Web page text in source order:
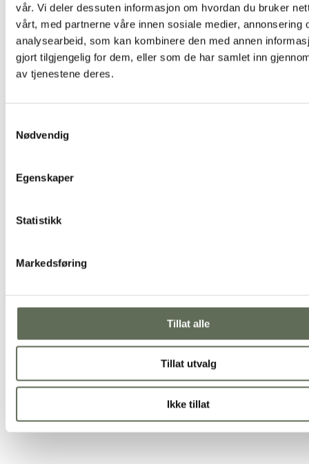
vår. Vi deler dessuten informasjon om hvordan du bruker
vårt, med partnerne våre innen sosiale medier, annonsering
analysearbeid, som kan kombinere den med annen
gjort tilgjengelig for dem, eller som de har samlet inn
av tjenestene deres.
Nødvendig
Egenskaper
Statistikk
Markedsføring
Tillat alle
Tillat utvalg
Ikke tillat
Private events
Send request
Meetings & Conferences